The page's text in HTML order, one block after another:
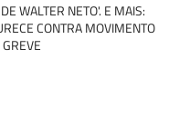
WALTER NETO'. E MAIS:
CONTRA MOVIMENTO